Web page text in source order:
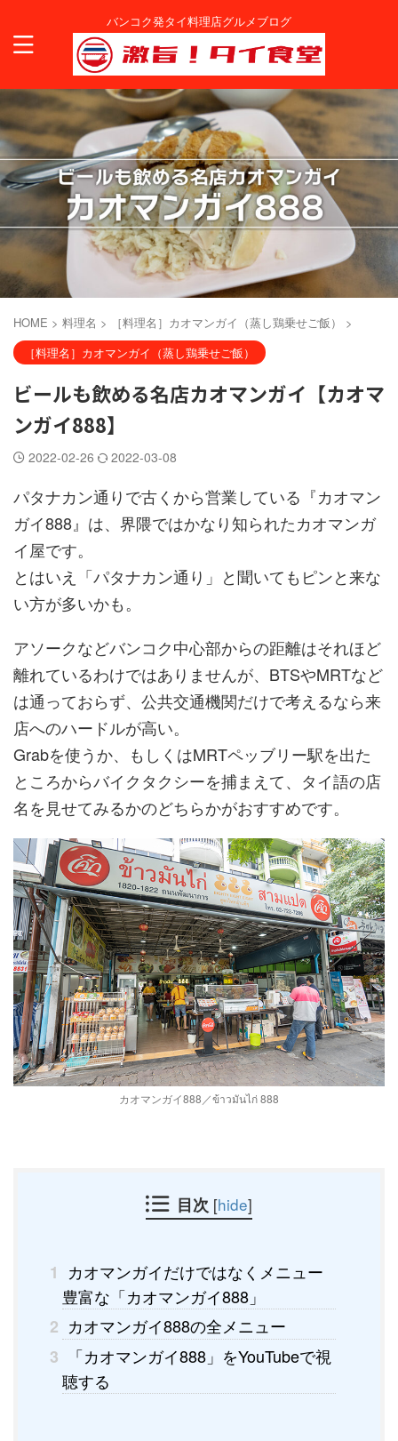
バンコク発タイ料理店グルメブログ
HOME > 料理名 > ［料理名］カオマンガイ（蒸し鶏乗せご飯）
>
［料理名］カオマンガイ（蒸し鶏乗せご飯）
ビールも飲める名店カオマンガイ【カオマ
ンガイ888】
2022-02-26 2022-03-08
パタナカン通りで古くから営業している『カオマン
ガイ888』は、界隈ではかなり知られたカオマンガ
イ屋です。
とはいえ「パタナカン通り」と聞いてもピンと来な
い方が多いかも。
アソークなどバンコク中心部からの距離はそれほど
離れているわけではありませんが、BTSやMRTなど
は通っておらず、公共交通機関だけで考えるなら来
店へのハードルが高い。
Grabを使うか、もしくはMRTペッブリー駅を出た
ところからバイクタクシーを捕まえて、タイ語の店
名を見せてみるかのどちらかがおすすめです。
カオマンガイ888／ข้าวมันไก่ 888
目次 [hide]
1 カオマンガイだけではなくメニュー
豊富な「カオマンガイ888」
2 カオマンガイ888の全メニュー
3
「カオマンガイ888」をYouTubeで視
聴する